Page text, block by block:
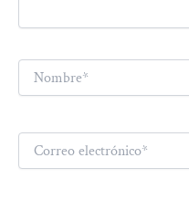
Nombre*
Correo
electrónico*